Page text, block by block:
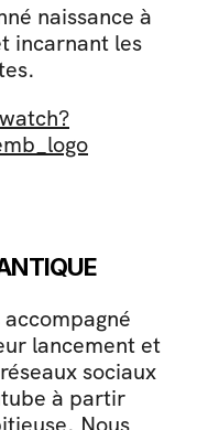
naissance à
incarnant les
lancement et
sociaux
à partir